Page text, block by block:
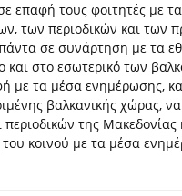
επαφή τους φοιτητές με
των περιοδικών και των
σε συνάρτηση με τα
και στο εσωτερικό των
με τα μέσα ενημέρωσης,
βαλκανικής χώρας,
της
κοινού με τα μέσα